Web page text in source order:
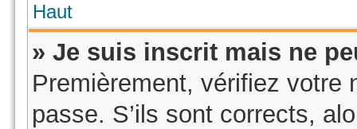
Haut
» Je suis inscrit mais ne
Premièrement, vérifiez votre
passe. S’ils sont corrects,